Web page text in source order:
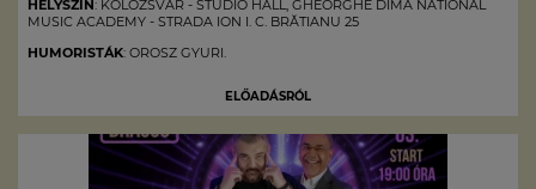
HELYSZÍN: KOLOZSVÁR - STUDIO HALL, GHEORGHE DIMA NATIONAL
MUSIC ACADEMY - STRADA ION I. C. BRĂTIANU 25
HUMORISTÁK: OROSZ GYURI.
ELŐADÁSRÓL